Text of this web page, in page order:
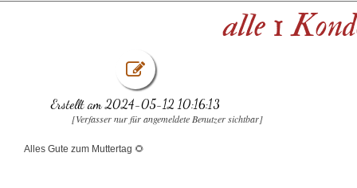
alle 1
Erstellt am 2024-05-12 10:16:13
[Verfasser nur für angemeldete Benutzer sichtbar]
Alles Gute zum Muttertag 🌻